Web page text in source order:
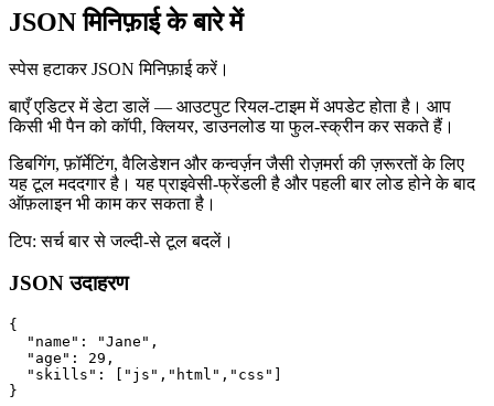
JSON मिनिफ़ाई के बारे में
स्पेस हटाकर JSON मिनिफ़ाई करें।
बाएँ एडिटर में डेटा डालें — आउटपुट रियल‑टाइम में अपडेट होता है। आप
किसी भी पैन को कॉपी, क्लियर, डाउनलोड या फुल‑स्क्रीन कर सकते हैं।
डिबगिंग, फ़ॉर्मेटिंग, वैलिडेशन और कन्वर्ज़न जैसी रोज़मर्रा की ज़रूरतों के लिए
यह टूल मददगार है। यह प्राइवेसी‑फ्रेंडली है और पहली बार लोड होने के बाद
ऑफ़लाइन भी काम कर सकता है।
टिप: सर्च बार से जल्दी‑से टूल बदलें।
JSON उदाहरण
{
  "name": "Jane",
  "age": 29,
  "skills": ["js","html","css"]
}